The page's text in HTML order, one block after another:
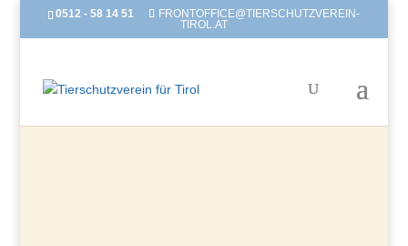
0512 - 58 14 51
FRONTOFFICE@TIERSCHUTZVEREIN-
TIROL.AT